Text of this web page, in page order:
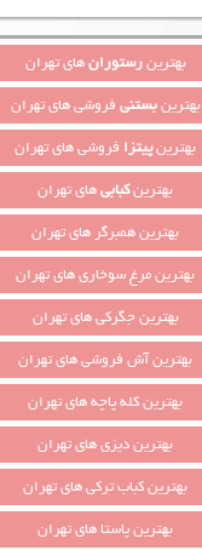
بهترینرستورانهای تهران
بهترینبستنی فروشی های تهران
بهترینپیتزا فروشی های تهران
بهترینکبابیهای تهران
بهترین همبرگر های تهران
بهترین مرغ سوخاری های تهران
بهترین جگرکی های تهران
بهترین آش فروشی های تهران
بهترین کله پاچه های تهران
بهترین دیزی های تهران
بهترین کباب ترکی های تهران
بهترین پاستا های تهران